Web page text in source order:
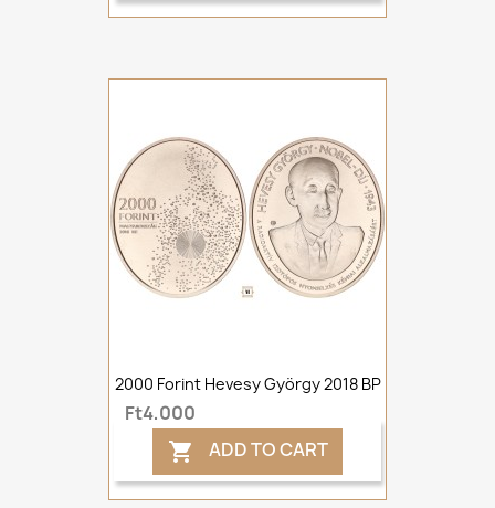
2000 Forint Hevesy György 2018 BP
Ft4,000
 ADD TO CART